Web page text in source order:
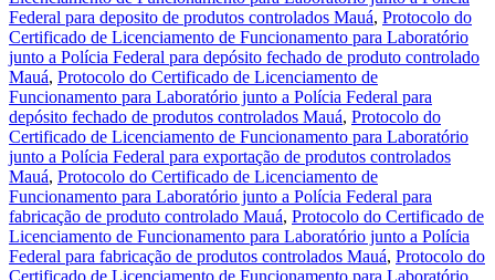
Federal para deposito de produtos controlados Mauá, Protocolo do
Certificado de Licenciamento de Funcionamento para Laboratório
junto a Polícia Federal para depósito fechado de produto controlado
Mauá, Protocolo do Certificado de Licenciamento de
Funcionamento para Laboratório junto a Polícia Federal para
depósito fechado de produtos controlados Mauá, Protocolo do
Certificado de Licenciamento de Funcionamento para Laboratório
junto a Polícia Federal para exportação de produtos controlados
Mauá, Protocolo do Certificado de Licenciamento de
Funcionamento para Laboratório junto a Polícia Federal para
fabricação de produto controlado Mauá, Protocolo do Certificado de
Licenciamento de Funcionamento para Laboratório junto a Polícia
Federal para fabricação de produtos controlados Mauá, Protocolo do
Certificado de Licenciamento de Funcionamento para Laboratório